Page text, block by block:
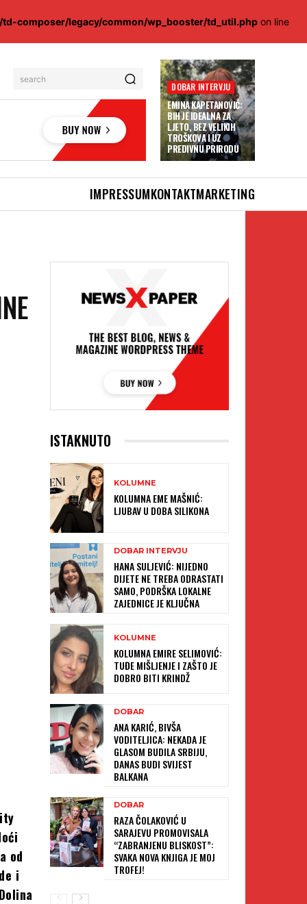
composer/legacy/common/wp_booster/td_util.php on line
search
DOBAR INTERVJU
EMINA KAPETANOVIĆ:
BIH JE IDEALNA ZA
LJETO, BEZ VELIKIH
TROŠKOVA I UZ
PREDIVNU PRIRODU
IMPRESSUMKONTAKTMARKETING
od
i
ISTAKNUTO
KOLUMNE
KOLUMNA EME MAŠNIĆ:
LJUBAV U DOBA SILIKONA
DOBAR INTERVJU
HANA SULJEVIĆ: NIJEDNO
DIJETE NE TREBA ODRASTATI
SAMO, PODRŠKA LOKALNE
ZAJEDNICE JE KLJUČNA
KOLUMNE
KOLUMNA EMIRE SELIMOVIĆ:
TUĐE MIŠLJENJE I ZAŠTO JE
DOBRO BITI KRINDŽ
DOBAR
ANA KARIĆ, BIVŠA
VODITELJICA: NEKADA JE
GLASOM BUDILA SRBIJU,
DANAS BUDI SVIJEST
BALKANA
DOBAR
RAZA ČOLAKOVIĆ U
SARAJEVU PROMOVISALA
“ZABRANJENU BLISKOST”:
SVAKA NOVA KNJIGA JE MOJ
TROFEJ!